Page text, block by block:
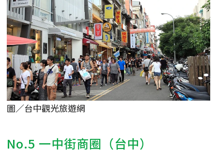
圖／台中觀光旅遊網
No.5 一中街商圈（台中）